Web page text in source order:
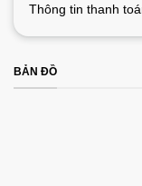
Thông tin thanh
BẢN ĐỒ